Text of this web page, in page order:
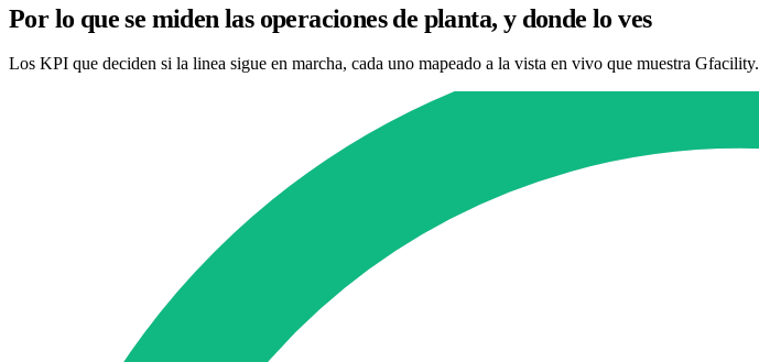
Por lo que se miden las operaciones de planta, y donde lo ves
Los KPI que deciden si la linea sigue en marcha, cada uno mapeado a la vista en vivo que muestra Gfacility.